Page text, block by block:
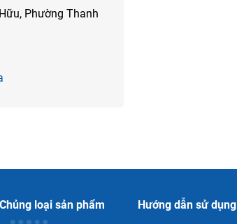
Phường Thanh
Chủng loại sản phẩm Hướng dẫn sử dụng